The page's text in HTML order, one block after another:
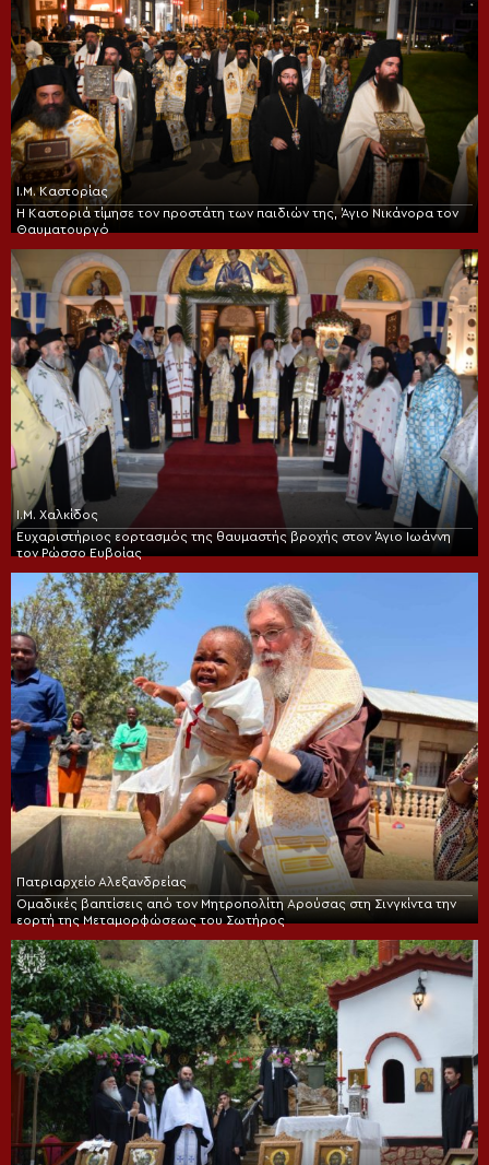
Ι.Μ. Καστορίας
Η Καστοριά τίμησε τον προστάτη των παιδιών της, Άγιο Νικάνορα τον
Θαυματουργό
Ι.Μ. Χαλκίδος
Ευχαριστήριος εορτασμός της θαυμαστής βροχής στον Άγιο Ιωάννη
τον Ρώσσο Ευβοίας
Πατριαρχείο Αλεξανδρείας
Ομαδικές βαπτίσεις από τον Μητροπολίτη Αρούσας στη Σινγκίντα την
εορτή της Μεταμορφώσεως του Σωτήρος